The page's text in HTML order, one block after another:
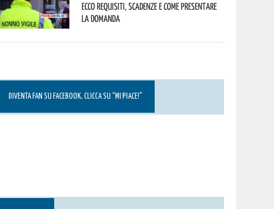
Ecco requisiti, scadenze e come presentare
la domanda
DIVENTA FAN SU FACEBOOK, CLICCA SU “MI PIACE!”